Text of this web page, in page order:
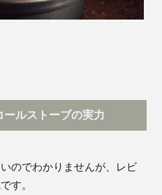
ルストーブの実力
のでわかりませんが、レビ
す。